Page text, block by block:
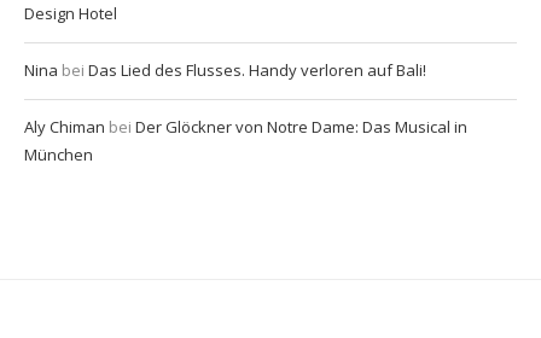
Design Hotel
Nina bei Das Lied des Flusses. Handy verloren auf Bali!
Aly Chiman bei Der Glöckner von Notre Dame: Das Musical in
München